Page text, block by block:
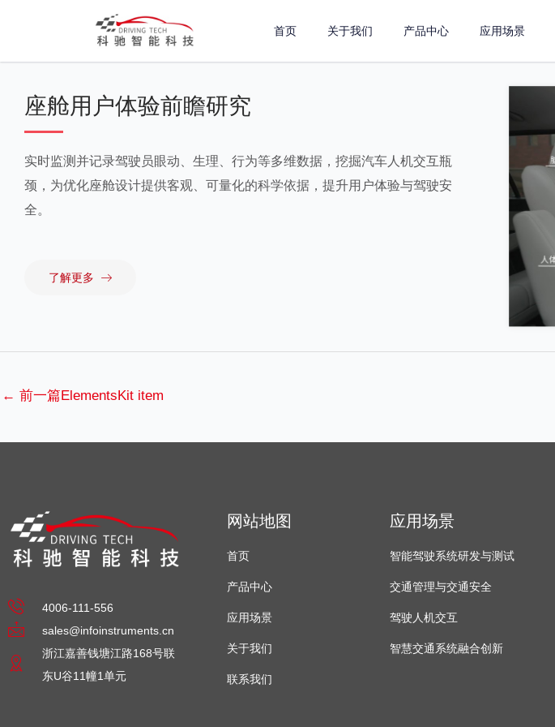
首页 关于我们 产品中心 应用场景
座舱用户体验前瞻研究
实时监测并记录驾驶员眼动、生理、行为等多维数据，挖掘汽车人机交互瓶
颈，为优化座舱设计提供客观、可量化的科学依据，提升用户体验与驾驶安
全。
了解更多
← 前一篇ElementsKit item
4006-111-556
sales@infoinstruments.cn
浙江嘉善钱塘江路168号联
东U谷11幢1单元
网站地图
首页
产品中心
应用场景
关于我们
联系我们
应用场景
智能驾驶系统研发与测试
交通管理与交通安全
驾驶人机交互
智慧交通系统融合创新